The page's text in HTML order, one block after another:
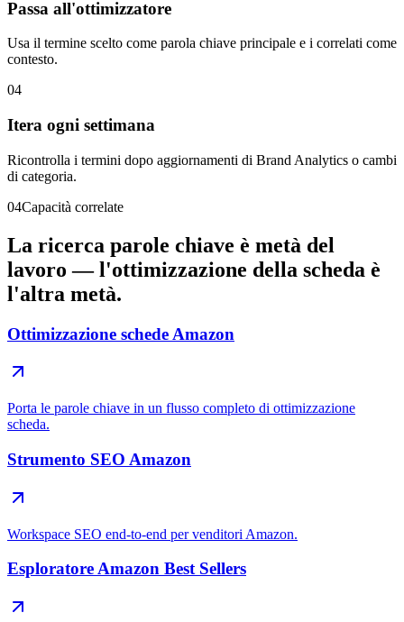
Passa all'ottimizzatore
Usa il termine scelto come parola chiave principale e i correlati come
contesto.
04
Itera ogni settimana
Ricontrolla i termini dopo aggiornamenti di Brand Analytics o cambi
di categoria.
04Capacità correlate
La ricerca parole chiave è metà del
lavoro — l'ottimizzazione della scheda è
l'altra metà.
Ottimizzazione schede Amazon
Porta le parole chiave in un flusso completo di ottimizzazione
scheda.
Strumento SEO Amazon
Workspace SEO end-to-end per venditori Amazon.
Esploratore Amazon Best Sellers